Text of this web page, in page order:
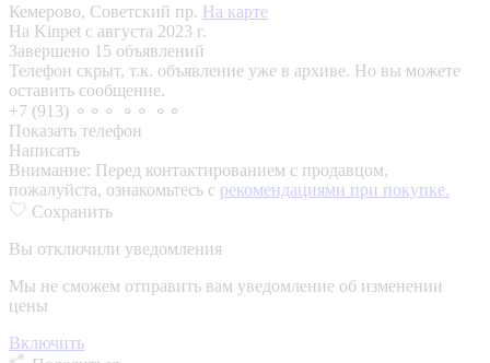
Кемерово, Советский пр. На карте
На Kinpet c августа 2023 г.
Завершено 15 объявлений
Телефон скрыт, т.к. объявление уже в архиве. Но вы можете
оставить сообщение.
+7 (913) ⚬⚬⚬ ⚬⚬ ⚬⚬
Показать телефон
Написать
Внимание: Перед контактированием с продавцом,
пожалуйста, ознакомьтесь с рекомендациями при покупке.
Сохранить
Вы отключили уведомления
Мы не сможем отправить вам уведомление об изменении
цены
Включить